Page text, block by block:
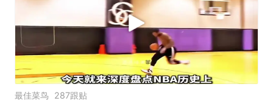
最佳菜鸟 287跟贴